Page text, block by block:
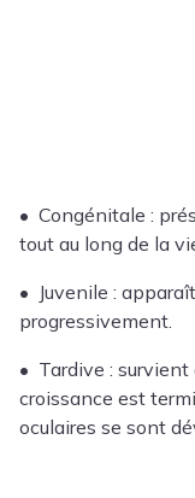
• Congénitale :
tout au long de la
• Juvenile :
progressivement.
• Tardive :
croissance est
oculaires se sont